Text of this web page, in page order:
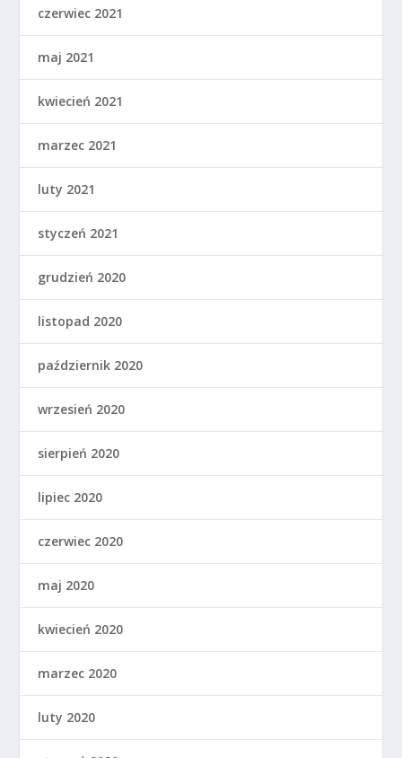
czerwiec 2021
maj 2021
kwiecień 2021
marzec 2021
luty 2021
styczeń 2021
grudzień 2020
listopad 2020
październik 2020
wrzesień 2020
sierpień 2020
lipiec 2020
czerwiec 2020
maj 2020
kwiecień 2020
marzec 2020
luty 2020